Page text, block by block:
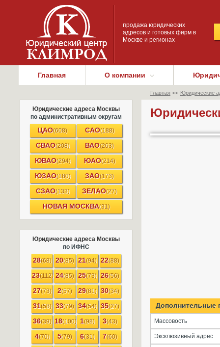
продажа юридических
адресов и готовых фирм в
Москве и регионах
Главная О компании
Юридические адреса Москвы
по административным округам
ЦАО(608) САО(188)
СВАО(208) ВАО(263)
ЮВАО(294) ЮАО(214)
ЮЗАО(180) ЗАО(173)
СЗАО(133) ЗЕЛАО(27)
НОВАЯ МОСКВА(31)
Юридические адреса Москвы
по ИФНС
28(68) 20(85) 21(94) 22(88)
23(112) 24(85) 25(73) 26(56)
27(73) 2(57) 29(81) 30(34)
31(58) 33(79) 34(54) 35(27)
36(39) 18(100) 1(98) 3(43)
4(70) 5(79) 6(31) 7(60)
Главная >> Юридические
Дополнительные
Массовость
Эксклюзивный адрес